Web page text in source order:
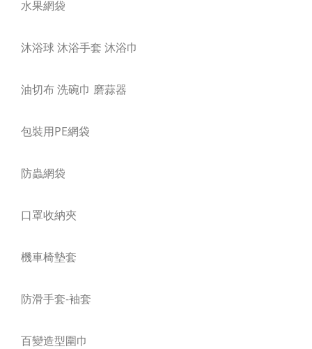
水果網袋
沐浴球 沐浴手套 沐浴巾
油切布 洗碗巾 磨蒜器
包裝用PE網袋
防蟲網袋
口罩收納夾
機車椅墊套
防滑手套-袖套
百變造型圍巾